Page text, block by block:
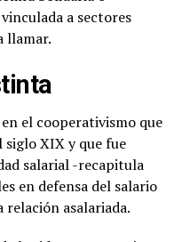
a sectores
llamar.
el cooperativismo que
XIX y que fue
salarial -recapitula
en defensa del salario
asalariada.